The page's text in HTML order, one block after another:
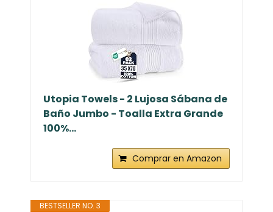
Utopia Towels - 2 Lujosa Sábana de
Baño Jumbo - Toalla Extra Grande
100%...
Comprar en Amazon
BESTSELLER NO. 3